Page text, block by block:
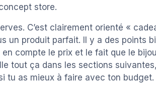
store.
C’est clairement orienté «
un produit parfait. Il y a des points
compte le prix et le fait que le bijou
tout ça dans les sections suivantes,
tu as mieux à faire avec ton budget.